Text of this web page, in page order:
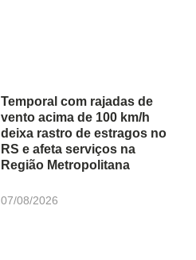
Temporal com rajadas de
vento acima de 100 km/h
deixa rastro de estragos no
RS e afeta serviços na
Região Metropolitana
07/08/2026